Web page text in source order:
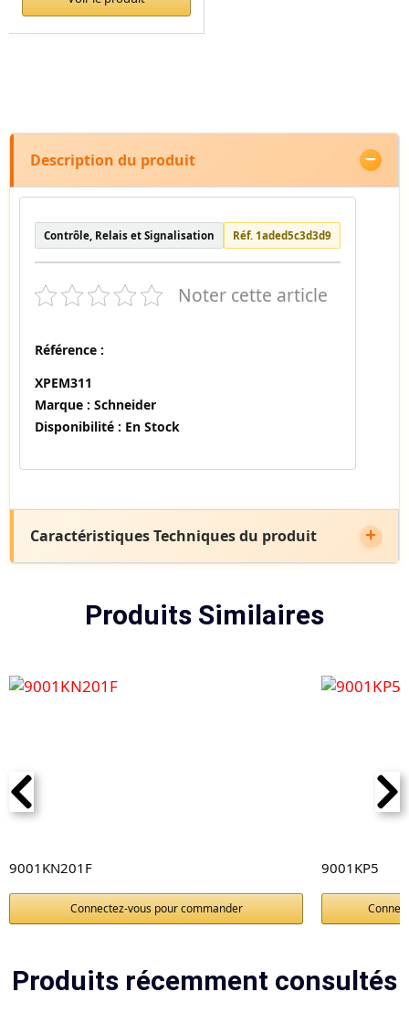
Description du produit
Contrôle, Relais et Signalisation Réf. 1aded5c3d3d9
Noter cette article
Référence :
XPEM311
Marque : Schneider
Disponibilité : En Stock
Caractéristiques Techniques du produit
Produits Similaires
9001KN201F
Connectez-vous pour commander
9001KP5
Produits récemment consultés